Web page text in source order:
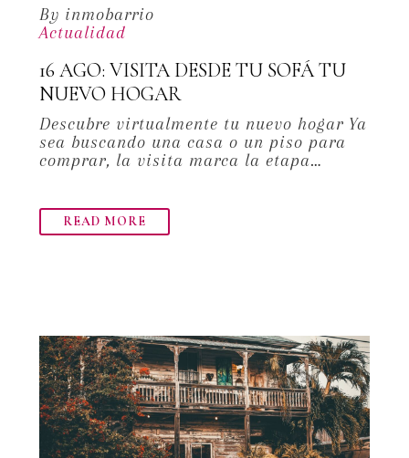
By inmobarrio
Actualidad
16 AGO:VISITA DESDE TU SOFÁ TU
NUEVO HOGAR
Descubre virtualmente tu nuevo hogar Ya
sea buscando una casa o un piso para
comprar, la visita marca la etapa…
READ MORE